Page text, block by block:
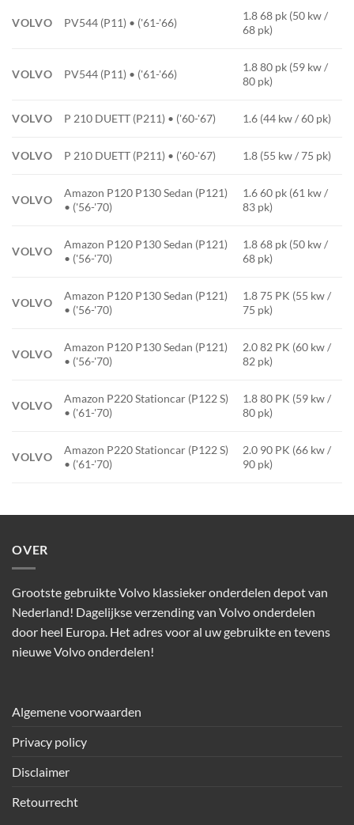
VOLVO PV544 (P11) • ('61-'66)
1.8 68 pk (50 kw /
68 pk)
VOLVO PV544 (P11) • ('61-'66)
1.8 80 pk (59 kw /
80 pk)
VOLVO P 210 DUETT (P211) • ('60-'67) 1.6 (44 kw / 60 pk)
VOLVO P 210 DUETT (P211) • ('60-'67) 1.8 (55 kw / 75 pk)
VOLVO
Amazon P120 P130 Sedan (P121)
• ('56-'70)
1.6 60 pk (61 kw /
83 pk)
VOLVO
Amazon P120 P130 Sedan (P121)
• ('56-'70)
1.8 68 pk (50 kw /
68 pk)
VOLVO
Amazon P120 P130 Sedan (P121)
• ('56-'70)
1.8 75 PK (55 kw /
75 pk)
VOLVO
Amazon P120 P130 Sedan (P121)
• ('56-'70)
2.0 82 PK (60 kw /
82 pk)
VOLVO
Amazon P220 Stationcar (P122 S)
• ('61-'70)
1.8 80 PK (59 kw /
80 pk)
VOLVO
Amazon P220 Stationcar (P122 S)
• ('61-'70)
2.0 90 PK (66 kw /
90 pk)
OVER
Grootste gebruikte Volvo klassieker onderdelen depot van
Nederland! Dagelijkse verzending van Volvo onderdelen
door heel Europa. Het adres voor al uw gebruikte en tevens
nieuwe Volvo onderdelen!
Algemene voorwaarden
Privacy policy
Disclaimer
Retourrecht